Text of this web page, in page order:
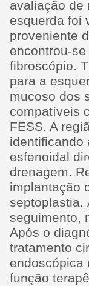
avaliação de
esquerda foi
proveniente
encontrou-
fibroscópio.
para a
mucoso dos
compatíveis
FESS. A
identificando
esfenoidal
drenagem.
implantação
septoplastia.
seguimento,
Após o
tratamento
endoscópica
função